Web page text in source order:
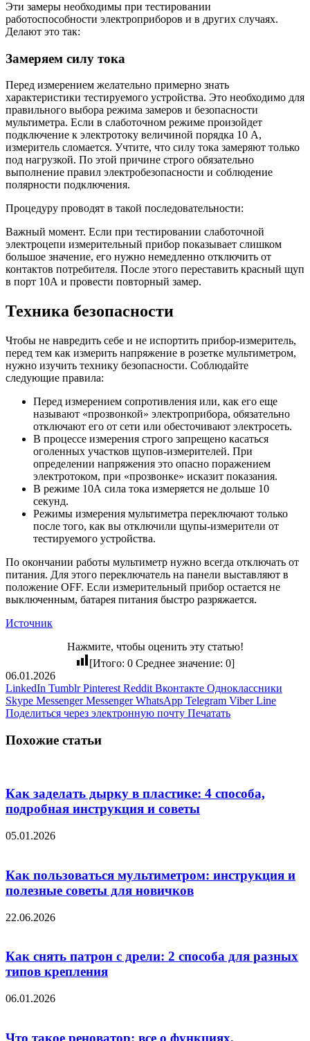
Эти замеры необходимы при тестировании
работоспособности электроприборов и в других случаях.
Делают это так:
Замеряем силу тока
Перед измерением желательно примерно знать
характеристики тестируемого устройства. Это необходимо для
правильного выбора режима замеров и безопасности
мультиметра. Если в слаботочном режиме произойдет
подключение к электротоку величиной порядка 10 А,
измеритель сломается. Учтите, что силу тока замеряют только
под нагрузкой. По этой причине строго обязательно
выполнение правил электробезопасности и соблюдение
полярности подключения.
Процедуру проводят в такой последовательности:
Важный момент. Если при тестировании слаботочной
электроцепи измерительный прибор показывает слишком
большое значение, его нужно немедленно отключить от
контактов потребителя. После этого переставить красный щуп
в порт 10А и провести повторный замер.
Техника безопасности
Чтобы не навредить себе и не испортить прибор-измеритель,
перед тем как измерить напряжение в розетке мультиметром,
нужно изучить технику безопасности. Соблюдайте
следующие правила:
Перед измерением сопротивления или, как его еще
называют «прозвонкой» электроприбора, обязательно
отключают его от сети или обесточивают электросеть.
В процессе измерения строго запрещено касаться
оголенных участков щупов-измерителей. При
определении напряжения это опасно поражением
электротоком, при «прозвонке» исказит показания.
В режиме 10А сила тока измеряется не дольше 10
секунд.
Режимы измерения мультиметра переключают только
после того, как вы отключили щупы-измерители от
тестируемого устройства.
По окончании работы мультиметр нужно всегда отключать от
питания. Для этого переключатель на панели выставляют в
положение OFF. Если измерительный прибор остается не
выключенным, батарея питания быстро разряжается.
Источник
Нажмите, чтобы оценить эту статью!
[Итого: 0 Среднее значение: 0]
06.01.2026
LinkedIn Tumblr Pinterest Reddit Вконтакте Одноклассники
Skype Messenger Messenger WhatsApp Telegram Viber Line
Поделиться через электронную почту Печатать
Похожие статьи
Как заделать дырку в пластике: 4 способа,
подробная инструкция и советы
05.01.2026
Как пользоваться мультиметром: инструкция и
полезные советы для новичков
22.06.2026
Как снять патрон с дрели: 2 способа для разных
типов крепления
06.01.2026
Что такое реноватор: все о функциях,